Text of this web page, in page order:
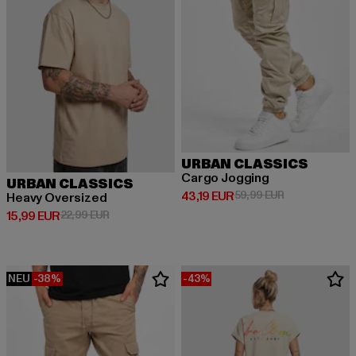
URBAN CLASSICS
Heavy Oversized
15,99 EUR
Derzeitiger Preis: 15,99 EUR
22,99 EURAktionspreis: 22,99 EUR
URBAN CLASSICS
Cargo Jogging
43,19 EUR
Derzeitiger Preis: 43,19 EUR
59,99 EURAktionspreis:
NEU -38% -43%